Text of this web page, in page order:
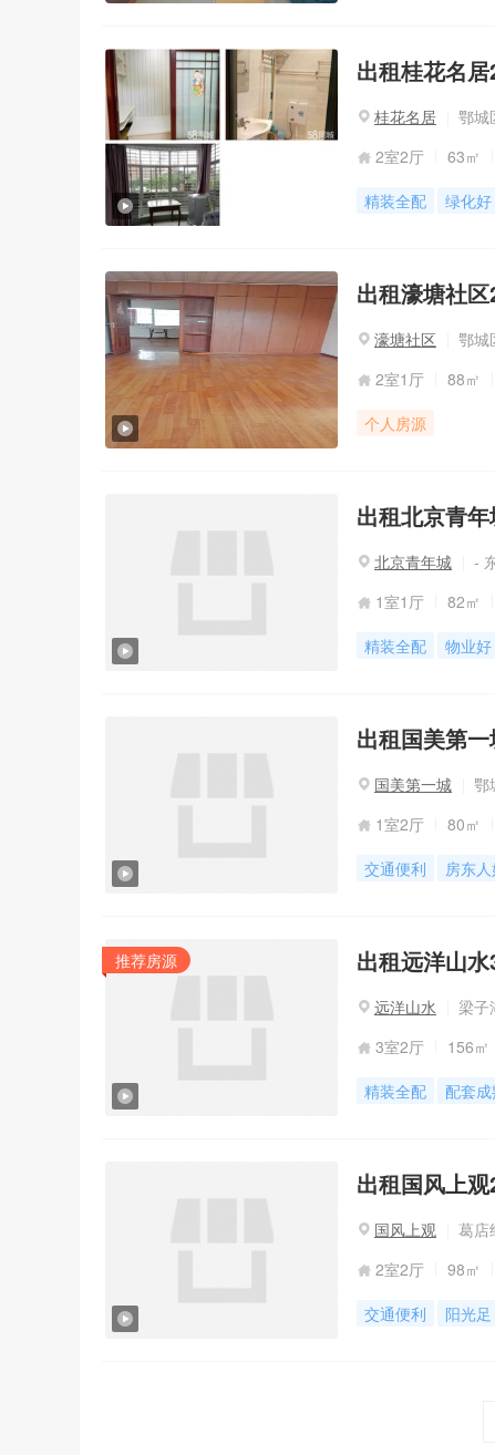
出租桂花名
桂花名居
鄂城
2室2厅
63㎡
精装全配
绿化好
出租濠塘社
濠塘社区
鄂城
2室1厅
88㎡
个人房源
出租北京青
北京青年城
-
1室1厅
82㎡
精装全配
物业好
出租国美第
国美第一城
鄂
1室2厅
80㎡
交通便利
房东
出租远洋山
远洋山水
梁子
3室2厅
156㎡
精装全配
配套
推荐房源
出租国风上
国风上观
葛店
2室2厅
98㎡
交通便利
阳光足